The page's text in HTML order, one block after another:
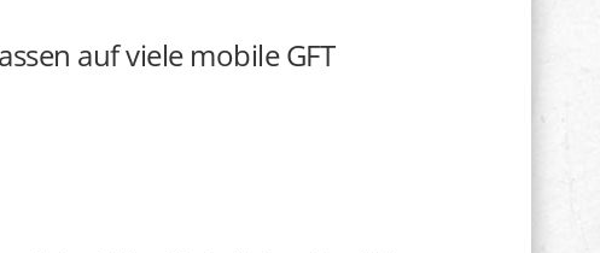
auf viele mobile GFT